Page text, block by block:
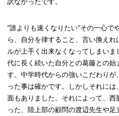
“誰よりも速くなりたい”その一心で
ら、自分を律すること、言い換え
ルが上手く出来なくなってしまい
代に長く続いた自分との葛藤との始
す。中学時代からの強いこだわり
った事は確かです。しかしそれに
面もありました。それによって、
った、陸上部の顧問の渡辺先生や